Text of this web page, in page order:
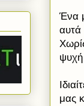
Ένα
αυτά
ψυχή
μας